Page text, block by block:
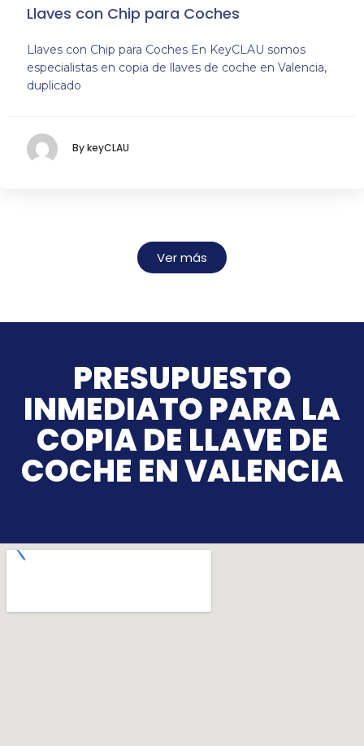
Llaves con Chip para Coches
Llaves con Chip para Coches En KeyCLAU somos
especialistas en copia de llaves de coche en Valencia,
duplicado
By keyCLAU
Ver más
PRESUPUESTO
INMEDIATO PARA LA
COPIA DE LLAVE DE
COCHE EN VALENCIA